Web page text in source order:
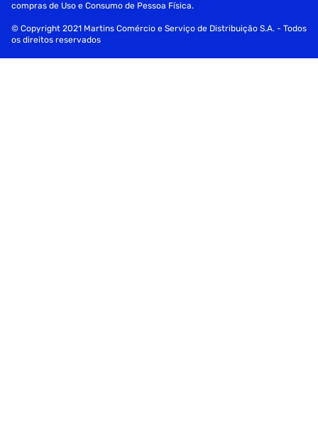
compras de Uso e Consumo de Pessoa Física.
© Copyright 2021 Martins Comércio e Serviço de Distribuição S.A. - Todos
os direitos reservados